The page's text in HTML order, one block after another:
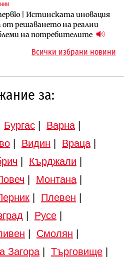
| Истинската иновация
от решаването на реални
на потребителите
промяната на
план за
мост над Варненското
става част от бъдещата
Всички избрани новини
за:
Бургас| Варна|
| Видин Враца|
Кърджали
Монтана|
| Плевен
Русе|
Смолян
Загора| Търговище|